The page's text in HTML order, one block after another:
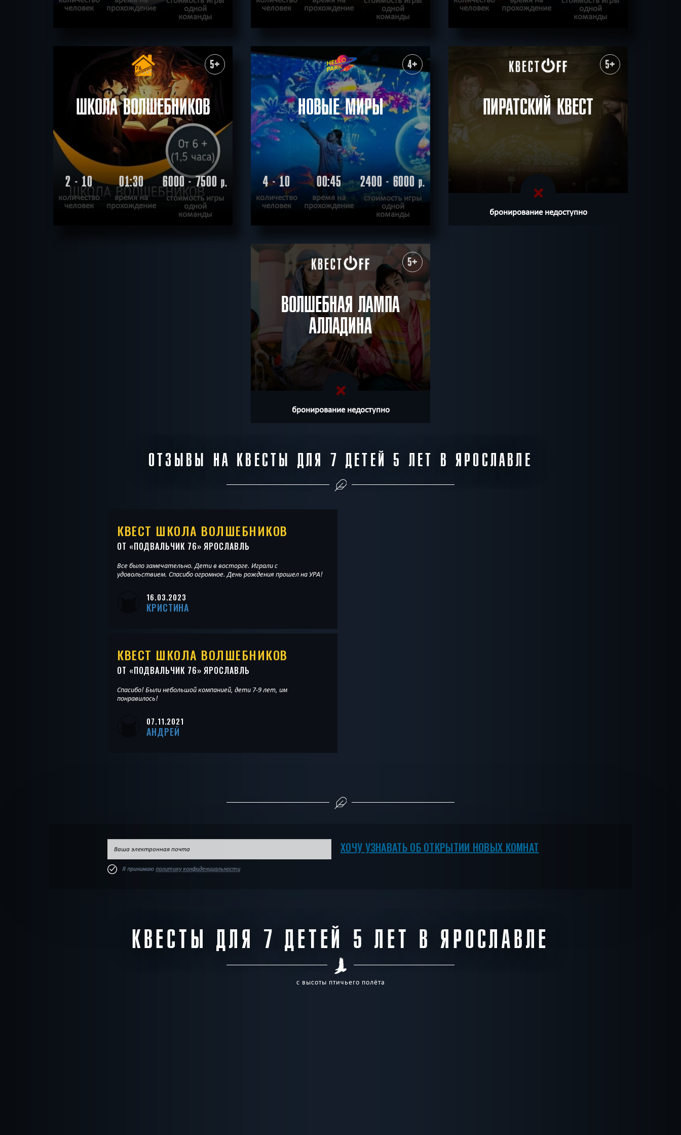
человек
прохождение
одной
команды
| КВЕСТ ПРОЙДЕН
человек
прохождение
одной
команды
ХОЧУ ПРОЙТИ | КВЕСТ ПРОЙДЕН
человек
прохождение
одной
команды
ХОЧУ ПРОЙТИ | КВЕСТ ПРОЙДЕН
5+
ШКОЛА ВОЛШЕБНИКОВ
2 - 10
количество
человек
01:30
время на
прохождение
6000 - 7500р.
стоимость игры
одной
команды
4+
НОВЫЕ МИРЫ
4 - 10
количество
человек
00:45
время на
прохождение
2400 - 6000р.
стоимость игры
одной
команды
ХОЧУ ПРОЙТИ | КВЕСТ ПРОЙДЕН
5+
ПИРАТСКИЙ КВЕСТ
бронирование недоступно
5+
ВОЛШЕБНАЯ ЛАМПА
АЛЛАДИНА
бронирование недоступно
ОТЗЫВЫ НА КВЕСТЫ ДЛЯ 7 ДЕТЕЙ 5 ЛЕТ В ЯРОСЛАВЛЕ
КВЕСТ ШКОЛА ВОЛШЕБНИКОВ
ОТ «ПОДВАЛЬЧИК 76» ЯРОСЛАВЛЬ
Все было замечательно. Дети в восторге. Играли с
удовольствием. Спасибо огромное. День рождения прошел на УРА!
16.03.2023
КРИСТИНА
КВЕСТ ШКОЛА ВОЛШЕБНИКОВ
ОТ «ПОДВАЛЬЧИК 76» ЯРОСЛАВЛЬ
Спасибо! Были небольшой компанией, дети 7-9 лет, им
понравилось!
07.11.2021
АНДРЕЙ
Я принимаю политику конфиденциальности
ХОЧУ УЗНАВАТЬ ОБ ОТКРЫТИИ НОВЫХ КОМНАТ
КВЕСТЫ ДЛЯ 7 ДЕТЕЙ 5 ЛЕТ В ЯРОСЛАВЛЕ
с высоты птичьего полёта